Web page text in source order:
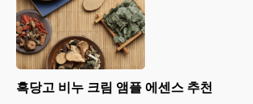
흑당고 비누 크림 앰플 에센스 추천